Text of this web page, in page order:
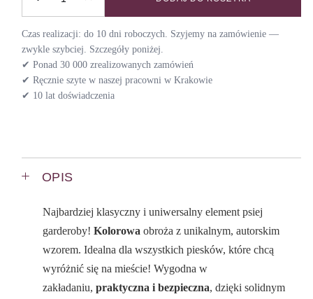
Obroża z klamrą JAVA / NIGHT quantity
Czas realizacji: do 10 dni roboczych. Szyjemy na zamówienie —
zwykle szybciej. Szczegóły poniżej.
✔ Ponad 30 000 zrealizowanych zamówień
✔ Ręcznie szyte w naszej pracowni w Krakowie
✔ 10 lat doświadczenia
OPIS
Najbardziej klasyczny i uniwersalny element psiej
garderoby!Kolorowa obroża z unikalnym, autorskim
wzorem. Idealna dla wszystkich piesków, które chcą
wyróżnić się na mieście! Wygodna w
zakładaniu,praktyczna i bezpieczna, dzięki solidnym